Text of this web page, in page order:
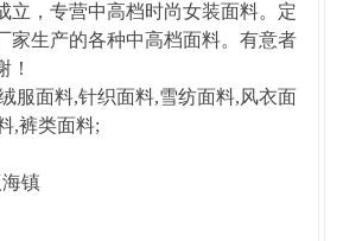
立，专营中高档时尚女装面料。定
家生产的各种中高档面料。有意者
！
服面料,针织面料,雪纺面料,风衣面
,裤类面料;
镇